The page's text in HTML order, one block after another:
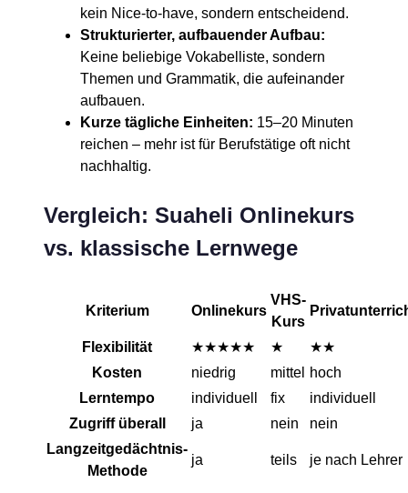
kein Nice-to-have, sondern entscheidend.
Strukturierter, aufbauender Aufbau:
Keine beliebige Vokabelliste, sondern
Themen und Grammatik, die aufeinander
aufbauen.
Kurze tägliche Einheiten: 15–20 Minuten
reichen – mehr ist für Berufstätige oft nicht
nachhaltig.
Vergleich: Suaheli Onlinekurs
vs. klassische Lernwege
Kriterium Onlinekurs
VHS-
Kurs
Flexibilität ★★★★★ ★
★★
Kosten
niedrig mittel
hoch
Lerntempo
individuell fix
individuell
Zugriff überall
ja nein
nein
Langzeitgedächtnis-
Methode
ja teils je nach Lehrer